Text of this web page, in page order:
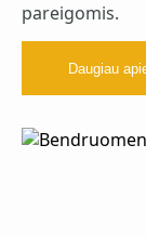
pareigomis.
Daugiau